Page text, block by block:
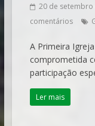
20 de setembro
comentários
A Primeira
comprometida
participação
Ler mais